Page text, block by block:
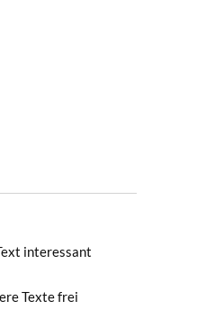
interessant
Texte frei